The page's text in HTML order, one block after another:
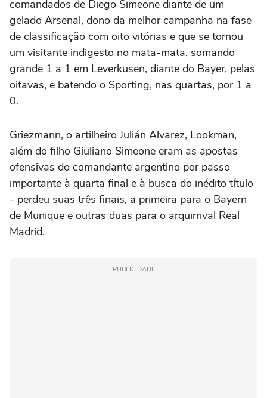
comandados de Diego Simeone diante de um
gelado Arsenal, dono da melhor campanha na fase
de classificação com oito vitórias e que se tornou
um visitante indigesto no mata-mata, somando
grande 1 a 1 em Leverkusen, diante do Bayer, pelas
oitavas, e batendo o Sporting, nas quartas, por 1 a
0.
Griezmann, o artilheiro Julián Alvarez, Lookman,
além do filho Giuliano Simeone eram as apostas
ofensivas do comandante argentino por passo
importante à quarta final e à busca do inédito título
- perdeu suas três finais, a primeira para o Bayern
de Munique e outras duas para o arquirrival Real
Madrid.
PUBLICIDADE